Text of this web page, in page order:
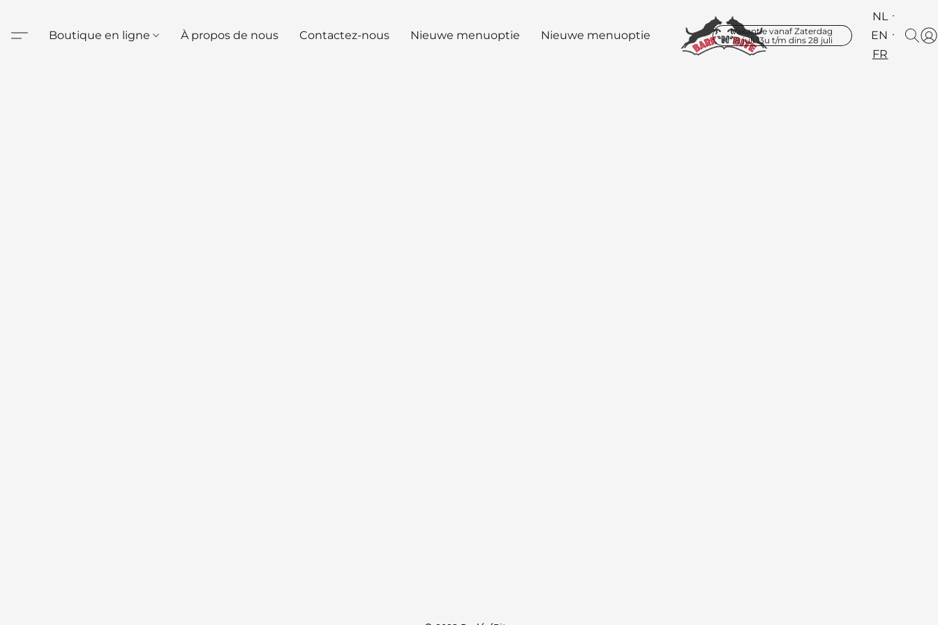
Boutique en ligne À propos de nous Contactez-nous Nieuwe menuoptie Nieuwe menuoptie
Vakantie vanaf Zaterdag
18 juli 13u t/m dins 28 juli
NL
EN
FR